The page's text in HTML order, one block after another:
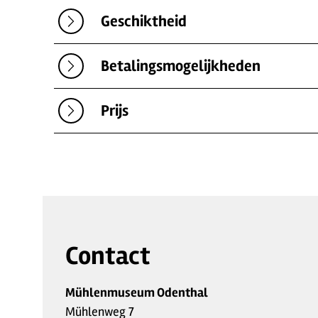
Geschiktheid
Betalingsmogelijkheden
Prijs
Contact
Mühlenmuseum Odenthal
Mühlenweg 7